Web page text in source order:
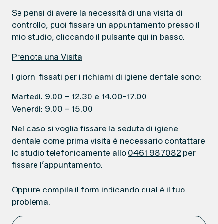
Se pensi di avere la necessità di una visita di
controllo, puoi fissare un appuntamento presso il
mio studio, cliccando il pulsante qui in basso.
Prenota una Visita
I giorni fissati per i richiami di igiene dentale sono:
Martedì: 9.00 – 12.30 e 14.00-17.00
Venerdì: 9.00 – 15.00
Nel caso si voglia fissare la seduta di igiene
dentale come prima visita è necessario contattare
lo studio telefonicamente allo 0461 987082 per
fissare l’appuntamento.
Oppure compila il form indicando qual è il tuo
problema.